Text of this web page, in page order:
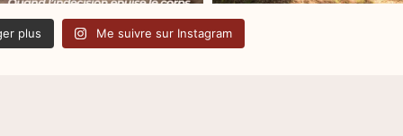
plus Me suivre sur Instagram